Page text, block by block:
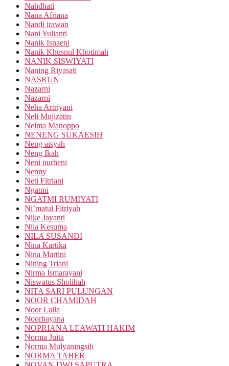
Nahdhati
Nana Afriana
Nandi irawan
Nani Yulianti
Nanik Isnaeni
Nanik Khusnul Khotimah
NANIK SISWIYATI
Naning Riyasati
NASRUN
Nazarni
Nazarni
Neha Artriyani
Neli Mujizatin
Nelma Manoppo
NENENG SUKAESIH
Neng aisyah
Neng Ikah
Neni nurheni
Nenny
Neti Fitriani
Ngatmi
NGATMI RUMIYATI
Ni’matul Fitriyah
Nike Jayanti
Nila Kesuma
NILA SUSANDI
Nina Kartika
Nina Martini
Nining Triani
Nirma Ismarayani
Niswatus Sholihah
NITA SARI PULUNGAN
NOOR CHAMIDAH
Noor Laila
Noorhayana
NOPRIANA LEAWATI HAKIM
Norma Juita
Norma Mulyaningsih
NORMA TAHER